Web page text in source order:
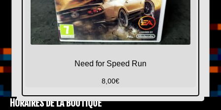
Need for Speed Run
8,00€
HORAIRES DE LA BOUTIQUE